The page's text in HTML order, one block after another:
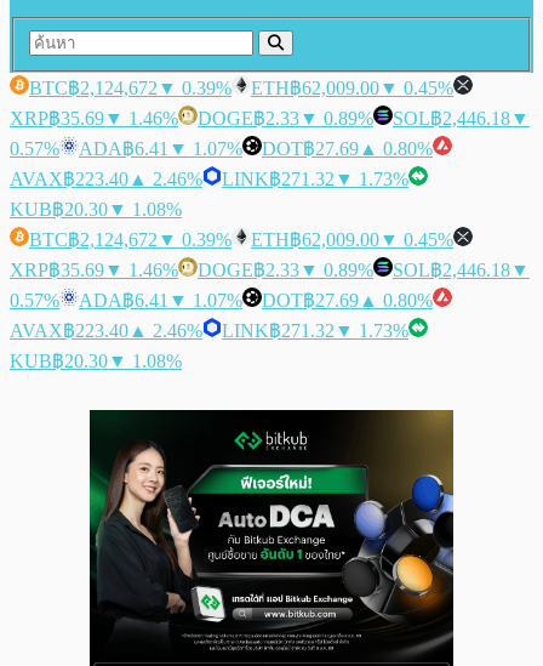
BTC฿2,124,672 ▼ 0.39% ETH฿62,009.00▼ 0.45%
XRP฿35.69▼ 1.46% DOGE฿2.33▼ 0.89% SOL฿2,446.18▼
0.57%
ADA฿6.41 ▼ 1.07% DOT฿27.69 ▲ 0.80%
AVAX฿223.40 ▲ 2.46% LINK฿271.32 ▼ 1.73%
KUB฿20.30▼ 1.08%
BTC฿2,124,672 ▼ 0.39% ETH฿62,009.00▼ 0.45%
XRP฿35.69▼ 1.46% DOGE฿2.33▼ 0.89% SOL฿2,446.18▼
0.57%
ADA฿6.41 ▼ 1.07% DOT฿27.69 ▲ 0.80%
AVAX฿223.40 ▲ 2.46% LINK฿271.32 ▼ 1.73%
KUB฿20.30▼ 1.08%